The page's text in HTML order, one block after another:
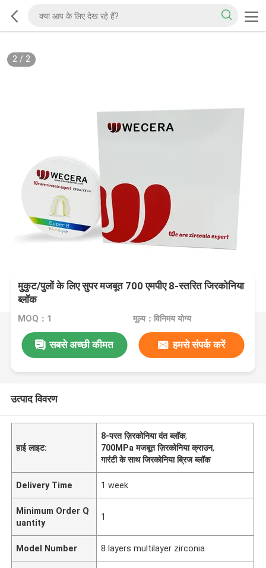
2/ 2
मुकुट/पुलों के लिए सुपर मजबूत 700 एमपीए 8-स्तरित जिरकोनिया
ब्लॉक
MOQ：1 मूल्य：विनिमय योग्य
सबसे अच्छी कीमत हमसे संपर्क करें
उत्पाद विवरण
हाई लाइट:
8-परत ज़िरकोनिया दंत ब्लॉक,
700MPa मजबूत ज़िरकोनिया क्राउन,
गारंटी के साथ जिरकोनिया ब्रिज ब्लॉक
Delivery Time 1 week
Minimum Order Q
uantity
1
Model Number 8 layers multilayer zirconia